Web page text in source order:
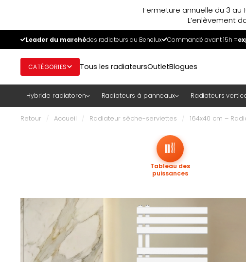
Fermeture annuelle du 3
L’enlèvement
Leader du marchédes radiateurs au Benelux Commandé avant 15h =
CATÉGORIES Tous les radiateursOutletBlogues
Hybride radiatoren Radiateurs à panneaux Radiateurs
Retour / Accueil / Radiateur sèche-serviettes / 164x40 cm –
Tableau des
puissances